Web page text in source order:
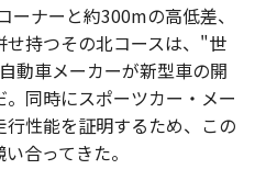
ナーと約300mの高低差、
持つその北コースは、"世
動車メーカーが新型車の開
同時にスポーツカー・メー
性能を証明するため、この
合ってきた。